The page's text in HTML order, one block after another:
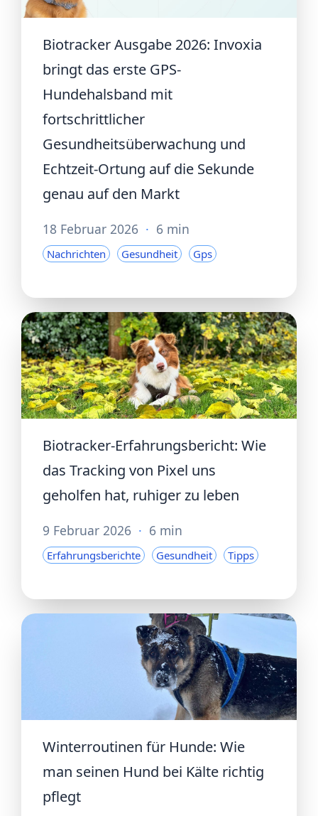
Biotracker Ausgabe 2026: Invoxia
bringt das erste GPS-
Hundehalsband mit
fortschrittlicher
Gesundheitsüberwachung und
Echtzeit-Ortung auf die Sekunde
genau auf den Markt
18 Februar 2026 · 6 min
Nachrichten Gesundheit Gps
Biotracker-Erfahrungsbericht: Wie
das Tracking von Pixel uns
geholfen hat, ruhiger zu leben
9 Februar 2026 · 6 min
Erfahrungsberichte Gesundheit Tipps
Winterroutinen für Hunde: Wie
man seinen Hund bei Kälte richtig
pflegt